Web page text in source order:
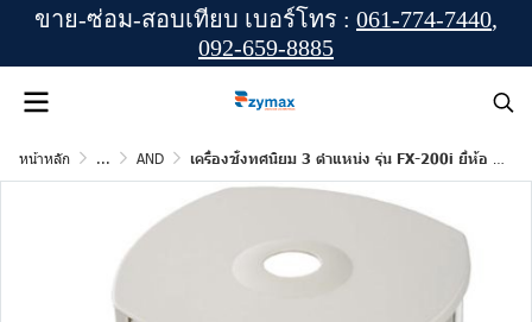
ขาย-ซ่อม-สอบเทียบ เบอร์โทร : 061-774-7440,
092-659-8885
หน้าหลัก ... AND เครื่องชั่งทศนิยม 3 ตำแหน่ง รุ่น FX-200i ยี่ห้อ AND